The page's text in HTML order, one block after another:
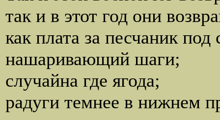
так и в этот год они
как плата за песчаник под
нашаривающий шаги;
случайна где ягода;
радуги темнее в нижнем